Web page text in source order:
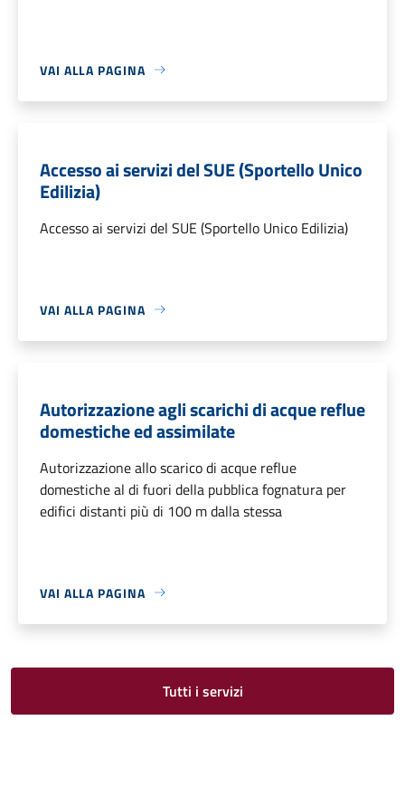
VAI ALLA PAGINA
Accesso ai servizi del SUE (Sportello Unico
Edilizia)
Accesso ai servizi del SUE (Sportello Unico Edilizia)
VAI ALLA PAGINA
Autorizzazione agli scarichi di acque reflue
domestiche ed assimilate
Autorizzazione allo scarico di acque reflue
domestiche al di fuori della pubblica fognatura per
edifici distanti più di 100 m dalla stessa
VAI ALLA PAGINA
Tutti i servizi